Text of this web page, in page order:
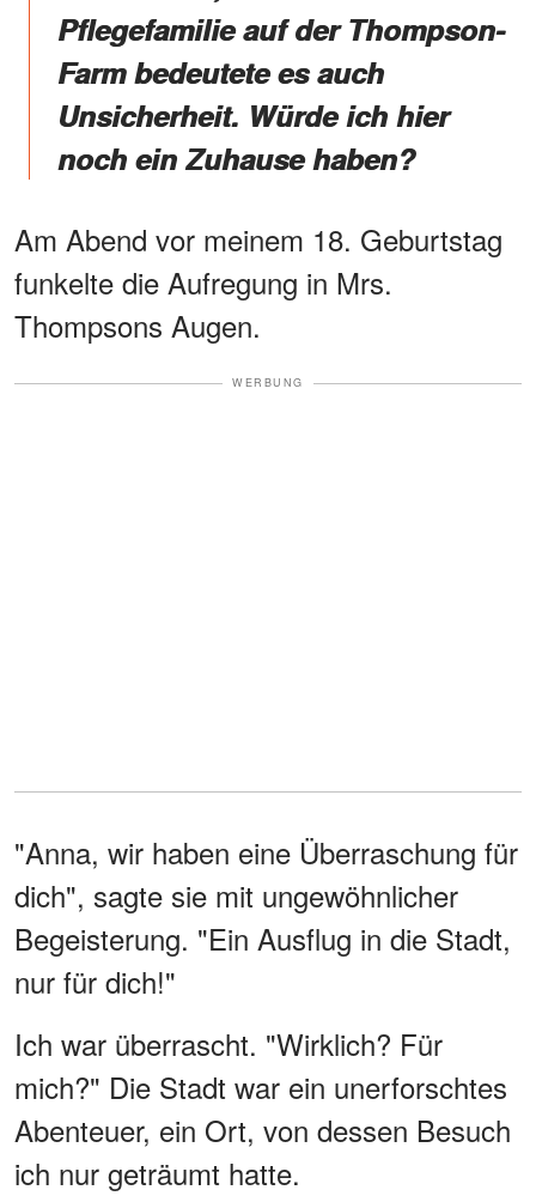
Pflegefamilie auf der Thompson-
Farm bedeutete es auch
Unsicherheit. Würde ich hier
noch ein Zuhause haben?
Am Abend vor meinem 18. Geburtstag
funkelte die Aufregung in Mrs.
Thompsons Augen.
WERBUNG
"Anna, wir haben eine Überraschung für
dich", sagte sie mit ungewöhnlicher
Begeisterung. "Ein Ausflug in die Stadt,
nur für dich!"
Ich war überrascht. "Wirklich? Für
mich?" Die Stadt war ein unerforschtes
Abenteuer, ein Ort, von dessen Besuch
ich nur geträumt hatte.